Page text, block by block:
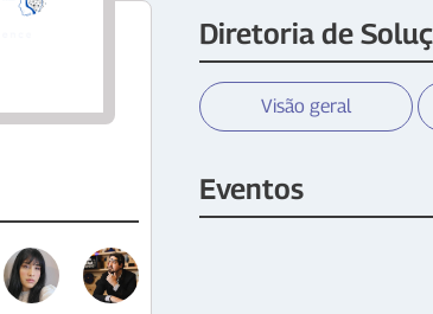
Diretoria de
Visão geral
Eventos